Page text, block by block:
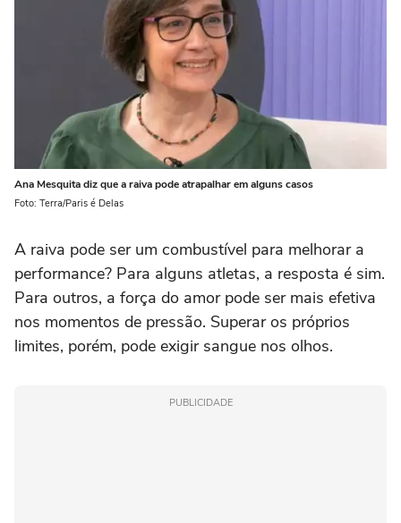
Ana Mesquita diz que a raiva pode atrapalhar em alguns casos
Foto: Terra/Paris é Delas
A raiva pode ser um combustível para melhorar a
performance? Para alguns atletas, a resposta é sim.
Para outros, a força do amor pode ser mais efetiva
nos momentos de pressão. Superar os próprios
limites, porém, pode exigir sangue nos olhos.
PUBLICIDADE